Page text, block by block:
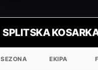
SPLITSKA
SEZONA EKIPA